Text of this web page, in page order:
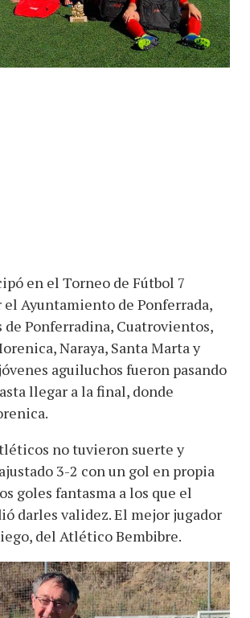
en el Torneo de Fútbol 7
Ayuntamiento de Ponferrada,
de Ponferradina, Cuatrovientos,
Naraya, Santa Marta y
aguiluchos fueron pasando
llegar a la final, donde
no tuvieron suerte y
3-2 con un gol en propia
goles fantasma a los que el
darles validez. El mejor jugador
del Atlético Bembibre.